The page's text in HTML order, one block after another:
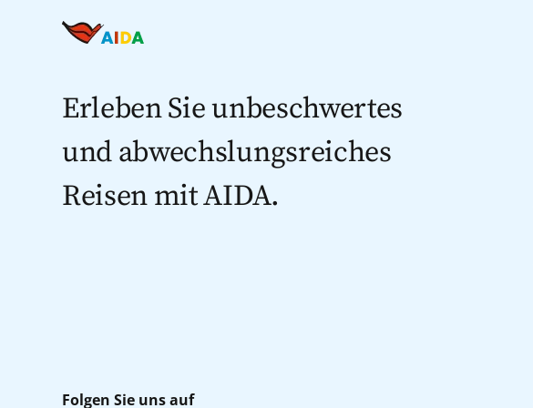
Erleben Sie unbeschwertes
und abwechslungsreiches
Reisen mit AIDA.
Folgen Sie uns auf